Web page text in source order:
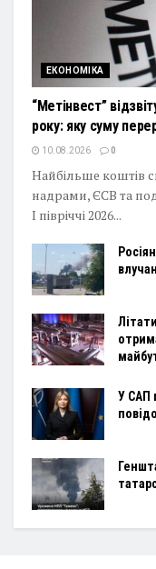
ЕКОНОМІКА
“Метінвест”
року: яку суму
10.08.2026 0
Найбільше коштів
надрами, ЄСВ та
I півріччі 2026...
У САП